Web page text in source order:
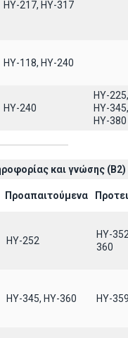
ΗΥ-217, ΗΥ-317
ΗΥ-118, ΗΥ-240
ΗΥ-240
ΗΥ-225,
ΗΥ-345,
ΗΥ-380
και γνώσης (B2)
Προαπαιτούμενα
HY-252
HY-
360
ΗΥ-345, ΗΥ-360 HY-